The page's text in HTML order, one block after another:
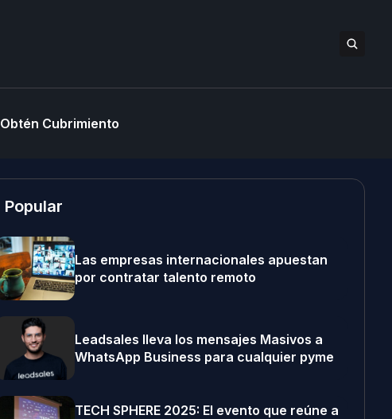
Obtén Cubrimiento
Popular
Las empresas internacionales apuestan
por contratar talento remoto
Leadsales lleva los mensajes Masivos a
WhatsApp Business para cualquier pyme
TECH SPHERE 2025: El evento que reúne a